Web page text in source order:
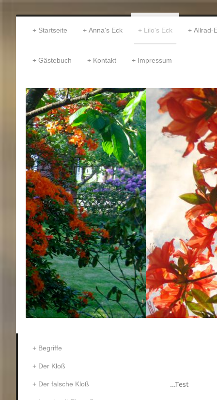
Startseite Anna's Eck Lilo's Eck Allrad-
Gästebuch Kontakt Impressum
...Test
Begriffe
Der Kloß
Der falsche Kloß